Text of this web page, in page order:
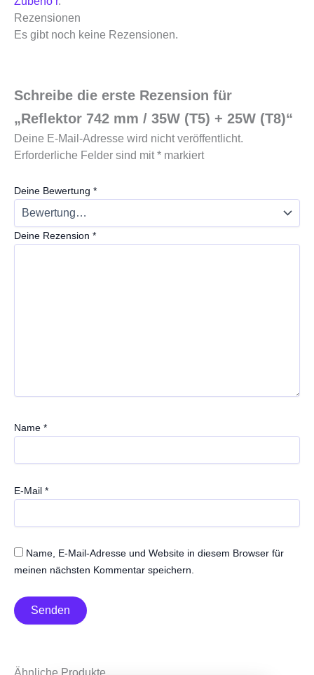
Rezensionen
Es gibt noch keine Rezensionen.
Schreibe die erste Rezension für
„Reflektor 742 mm / 35W (T5) + 25W (T8)“
Deine E-Mail-Adresse wird nicht veröffentlicht.
Erforderliche Felder sind mit* markiert
Deine Bewertung *
Deine Rezension *
Name *
E-Mail *
Name, E-Mail-Adresse und Website in diesem Browser für
meinen nächsten Kommentar speichern.